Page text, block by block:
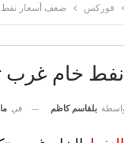
فوركس ضعف أسعار نفط
خام غرب
بلقاسم كاظم في